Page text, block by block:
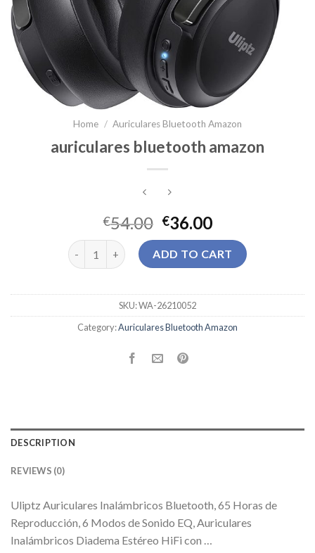
Home / Auriculares Bluetooth Amazon
auriculares bluetooth amazon
€54.00 €36.00
auriculares bluetooth amazon quantity
ADD TO CART
SKU:WA-26210052
Category:Auriculares Bluetooth Amazon
DESCRIPTION
REVIEWS (0)
Uliptz Auriculares Inalámbricos Bluetooth, 65 Horas de
Reproducción, 6 Modos de Sonido EQ, Auriculares
Inalámbricos Diadema Estéreo HiFi con …